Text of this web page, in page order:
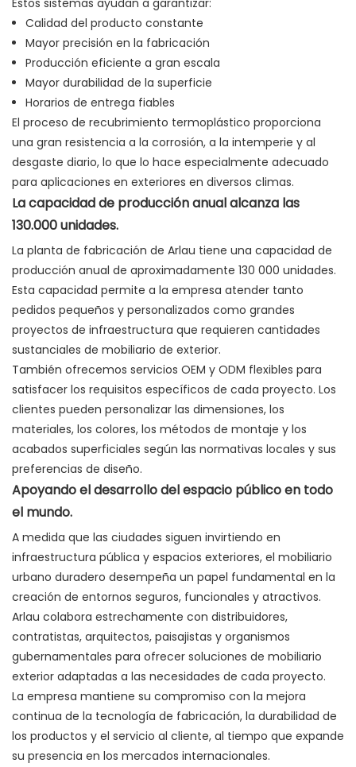
Estos sistemas ayudan a garantizar:
Calidad del producto constante
Mayor precisión en la fabricación
Producción eficiente a gran escala
Mayor durabilidad de la superficie
Horarios de entrega fiables
El proceso de recubrimiento termoplástico proporciona
una gran resistencia a la corrosión, a la intemperie y al
desgaste diario, lo que lo hace especialmente adecuado
para aplicaciones en exteriores en diversos climas.
La capacidad de producción anual alcanza las
130.000 unidades.
La planta de fabricación de Arlau tiene una capacidad de
producción anual de aproximadamente 130 000 unidades.
Esta capacidad permite a la empresa atender tanto
pedidos pequeños y personalizados como grandes
proyectos de infraestructura que requieren cantidades
sustanciales de mobiliario de exterior.
También ofrecemos servicios OEM y ODM flexibles para
satisfacer los requisitos específicos de cada proyecto. Los
clientes pueden personalizar las dimensiones, los
materiales, los colores, los métodos de montaje y los
acabados superficiales según las normativas locales y sus
preferencias de diseño.
Apoyando el desarrollo del espacio público en todo
el mundo.
A medida que las ciudades siguen invirtiendo en
infraestructura pública y espacios exteriores, el mobiliario
urbano duradero desempeña un papel fundamental en la
creación de entornos seguros, funcionales y atractivos.
Arlau colabora estrechamente con distribuidores,
contratistas, arquitectos, paisajistas y organismos
gubernamentales para ofrecer soluciones de mobiliario
exterior adaptadas a las necesidades de cada proyecto.
La empresa mantiene su compromiso con la mejora
continua de la tecnología de fabricación, la durabilidad de
los productos y el servicio al cliente, al tiempo que expande
su presencia en los mercados internacionales.